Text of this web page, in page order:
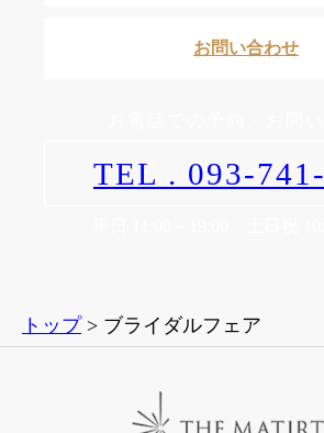
お問い合わせ
TEL . 093-741-
トップ> ブライダルフェア